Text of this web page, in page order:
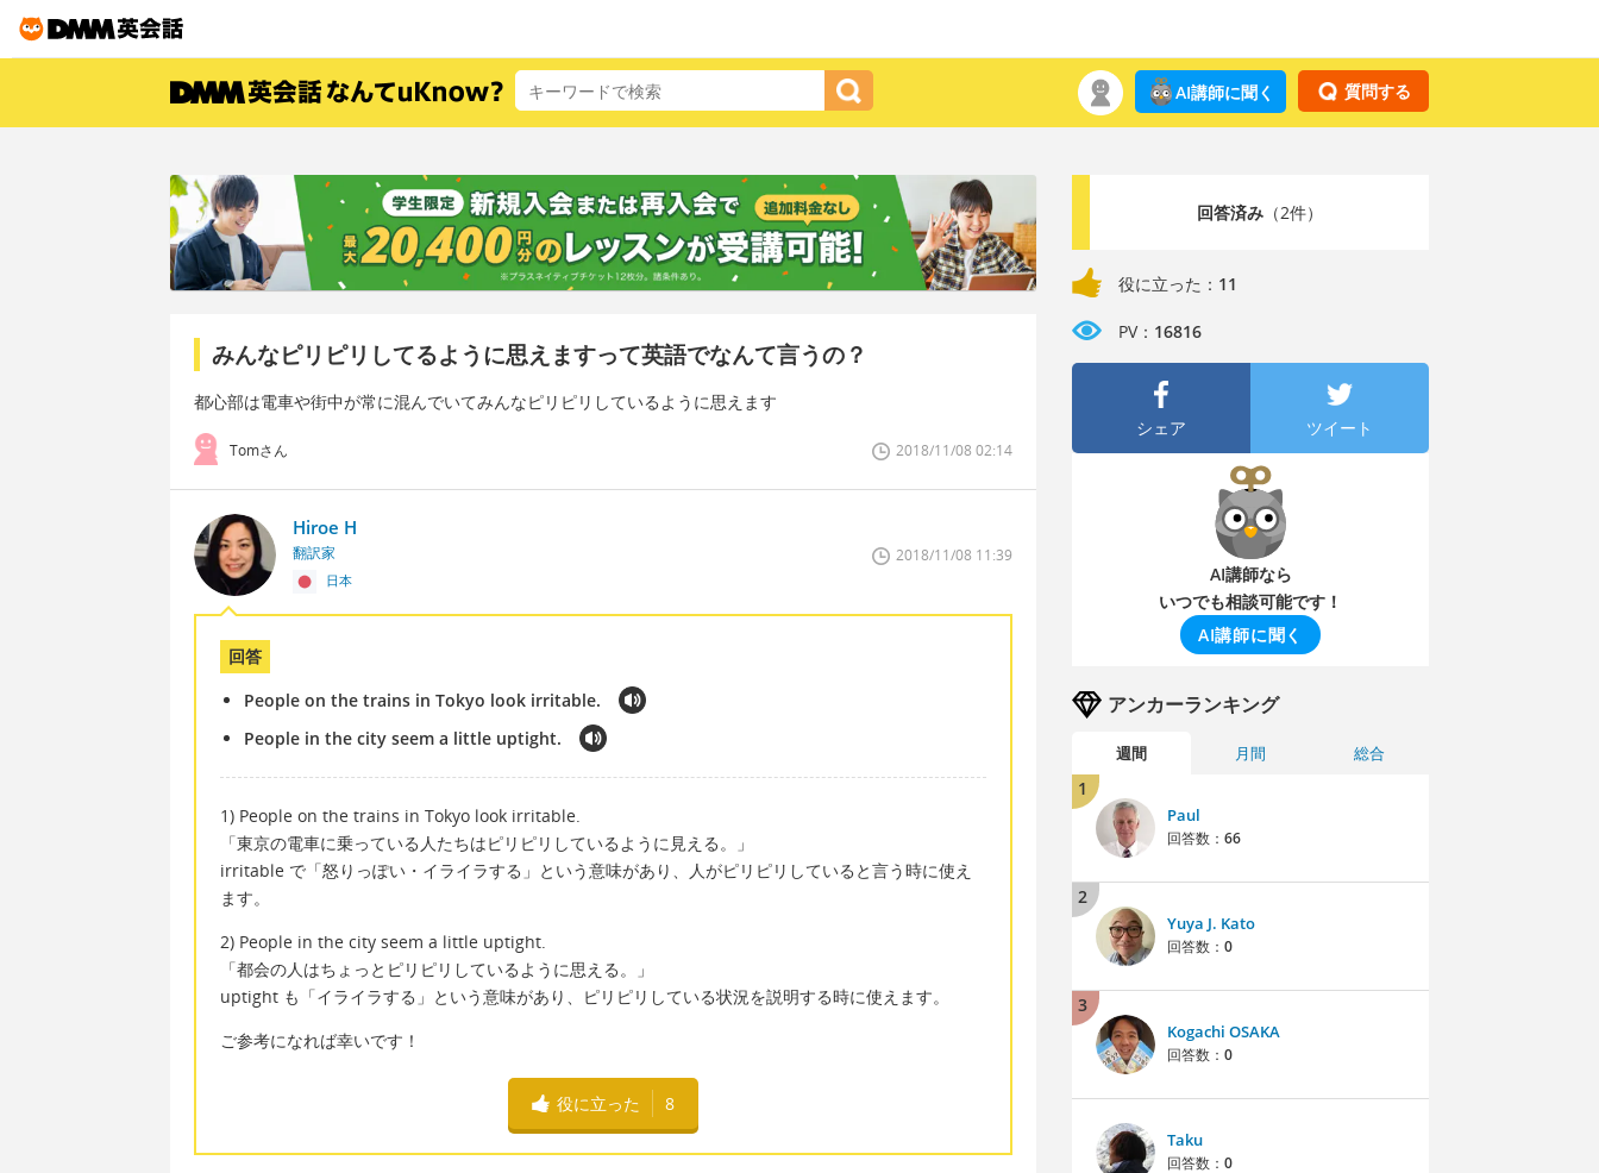
質問する
AI講師に聞く
みんなピリピリしてるように思えますって英語でなんて言うの？
都心部は電車や街中が常に混んでいてみんなピリピリしているように思えます
Tomさん 2018/11/08 02:14
Hiroe H
翻訳家
日本
2018/11/08 11:39
回答
People on the trains in Tokyo look irritable.
People in the city seem a little uptight.
1) People on the trains in Tokyo look irritable.
「東京の電車に乗っている人たちはピリピリしているように見える。」
irritable で「怒りっぽい・イライラする」という意味があり、人がピリピリしていると言う時に使え
ます。
2) People in the city seem a little uptight.
「都会の人はちょっとピリピリしているように思える。」
uptight も「イライラする」という意味があり、ピリピリしている状況を説明する時に使えます。
ご参考になれば幸いです！
役に立った 8
回答済み（2件）
役に立った： 11
PV： 16816
シェア ツイート
AI講師なら
いつでも相談可能です！
AI講師に聞く
アンカーランキング
週間 月間 総合
1
Paul
回答数： 66
2
Yuya J. Kato
回答数： 0
3
Kogachi OSAKA
回答数： 0
Taku
回答数： 0